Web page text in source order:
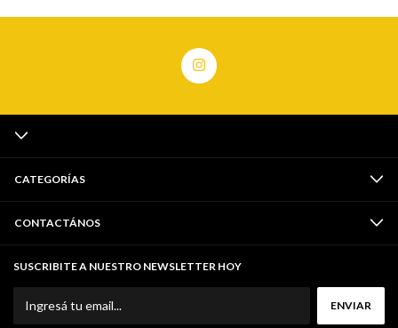
CATEGORÍAS
CONTACTÁNOS
SUSCRIBITE A NUESTRO NEWSLETTER HOY